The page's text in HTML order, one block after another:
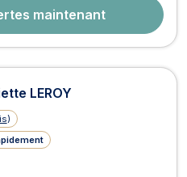
maintenant
LEROY
)